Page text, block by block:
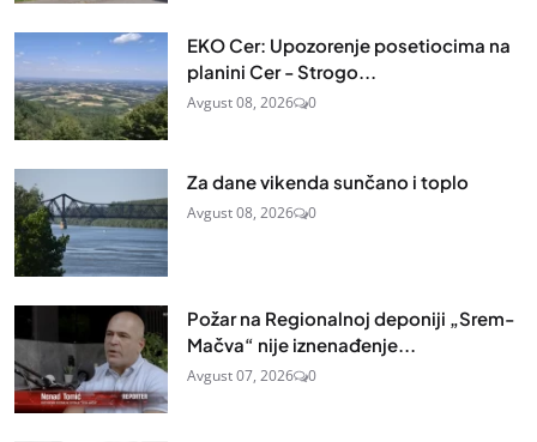
EKO Cer: Upozorenje posetiocima na
planini Cer - Strogo...
Avgust 08, 2026 0
Za dane vikenda sunčano i toplo
Avgust 08, 2026 0
Požar na Regionalnoj deponiji „Srem-
Mačva“ nije iznenađenje...
Avgust 07, 2026 0